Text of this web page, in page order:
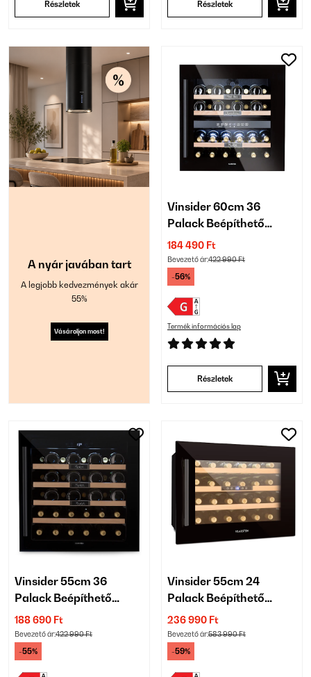
Részletek Részletek
A nyár javában tart
A legjobb kedvezmények akár
55%
Vásároljon most!
Vinsider 60cm 36
Palack Beépíthető
Italkhűtő 2 Zónás
Fekete
184 490 Ft
Bevezető ár:422 990 Ft
-56%
Termék információs lap
Részletek
Vinsider 55cm 36
Palack Beépíthető
Italkhűtő 1 Zónás Fekete
188 690 Ft
Bevezető ár:422 990 Ft
-55%
Vinsider 55cm 24
Palack Beépíthető
Italkhűtő 1 Zónás Fekete
236 990 Ft
Bevezető ár:583 990 Ft
-59%